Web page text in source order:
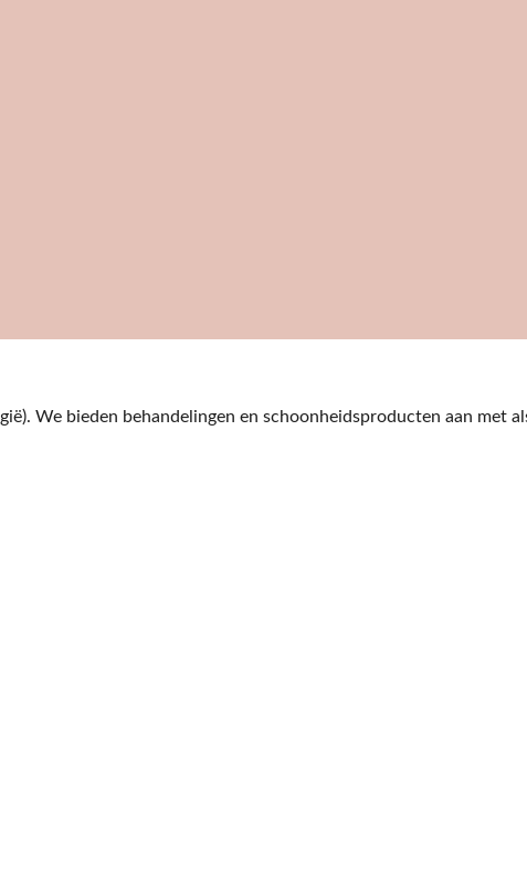
We bieden behandelingen en schoonheidsproducten aan met